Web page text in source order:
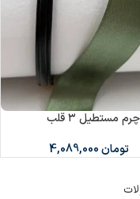
مستطیل ۳ قلب
تومان